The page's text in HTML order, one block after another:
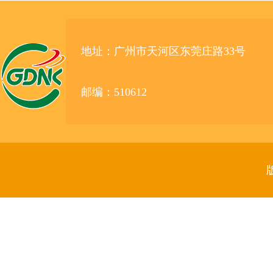
地址：广州市天河区东莞庄路33号
邮编：510612